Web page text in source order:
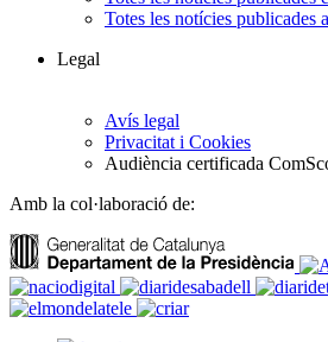
Totes les notícies publicades
Legal
Avís legal
Privacitat i Cookies
Audiència certificada
Amb la col·laboració de: